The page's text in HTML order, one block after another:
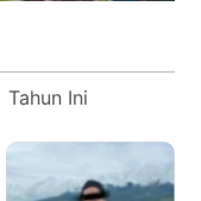
Tahun Ini